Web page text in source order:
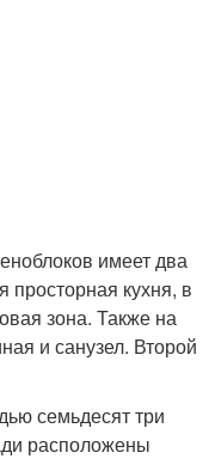
имеет два
просторная кухня, в
зона. Также на
и санузел. Второй
семьдесят три
расположены